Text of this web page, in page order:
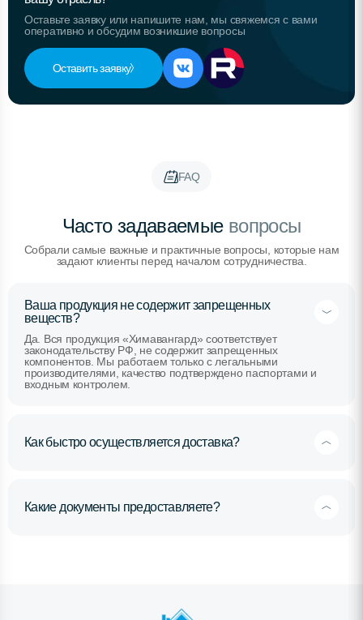
Оставьте заявку или напишите нам, мы свяжемся с вами
оперативно и обсудим возникшие вопросы
Оставить заявку
FAQ
Часто задаваемыевопросы
Собрали самые важные и практичные вопросы, которые нам
задают клиенты перед началом сотрудничества.
Ваша продукция не содержит запрещенных
веществ?
Да. Вся продукция «Химавангард» соответствует
законодательству РФ, не содержит запрещенных
компонентов. Мы работаем только с легальными
производителями, качество подтверждено паспортами и
входным контролем.
Как быстро осуществляется доставка?
Какие документы предоставляете?